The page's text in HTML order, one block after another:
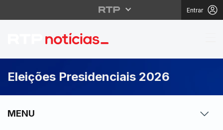
Entrar
Montenegro exclui
Eleições Presidenciais 2026
MENU